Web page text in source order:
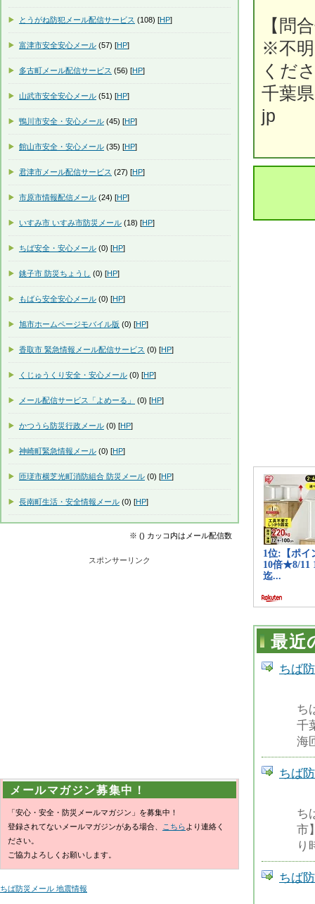
【問
※不明
くだ
千葉
jp
最近
ちば
ち
千
海
ちば
ち
市
り
ちば
とうがね防犯メール配信サービス (108) [HP]
富津市安全安心メール (57) [HP]
多古町メール配信サービス (56) [HP]
山武市安全安心メール (51) [HP]
鴨川市安全・安心メール (45) [HP]
館山市安全・安心メール (35) [HP]
君津市メール配信サービス (27) [HP]
市原市情報配信メール (24) [HP]
いすみ市 いすみ市防災メール (18) [HP]
ちば安全・安心メール (0) [HP]
銚子市 防災ちょうし (0) [HP]
もばら安全安心メール (0) [HP]
旭市ホームページモバイル版 (0) [HP]
香取市 緊急情報メール配信サービス (0) [HP]
くじゅうくり安全・安心メール (0) [HP]
メール配信サービス「よめーる」 (0) [HP]
かつうら防災行政メール (0) [HP]
神崎町緊急情報メール (0) [HP]
匝瑳市横芝光町消防組合 防災メール (0) [HP]
長南町生活・安全情報メール (0) [HP]
※ () カッコ内はメール配信数
スポンサーリンク
メールマガジン募集中！
「安心・安全・防災メールマガジン」を募集中！
登録されてないメールマガジンがある場合、
こちら より連絡く
ださい。
ご協力よろしくお願いします。
ちば防災メール 地震情報